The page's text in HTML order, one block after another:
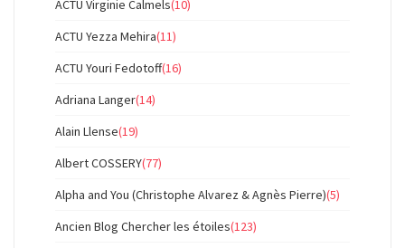
ACTU Virginie Calmels(10)
ACTU Yezza Mehira(11)
ACTU Youri Fedotoff(16)
Adriana Langer(14)
Alain Llense(19)
Albert COSSERY(77)
Alpha and You (Christophe Alvarez & Agnès Pierre)(5)
Ancien Blog Chercher les étoiles(123)